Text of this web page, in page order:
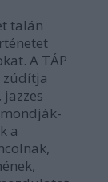
talán
A TÁP
zúdítja
a